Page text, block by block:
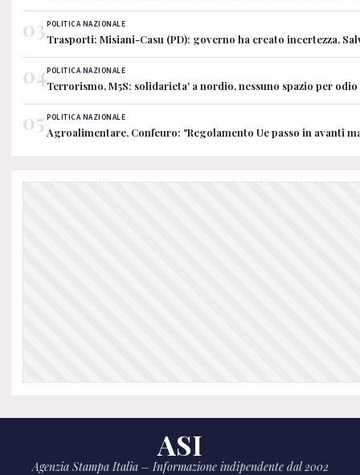
03POLITICA NAZIONALE
Trasporti: Misiani-Casu (PD): governo ha creato incertezza,
04POLITICA NAZIONALE
Terrorismo, M5S: solidarieta' a nordio, nessuno spazio per odio
05 POLITICA NAZIONALE
Agroalimentare, Confeuro: "Regolamento Ue passo in avanti
ASI
Agenzia Stampa Italia – Informazione indipendente dal 2002